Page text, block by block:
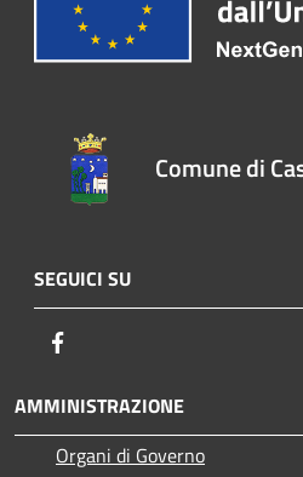
Comune di
SEGUICI SU
AMMINISTRAZIONE
Organi di Governo